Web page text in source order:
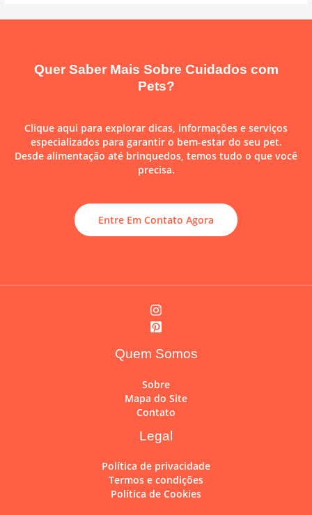
Quer Saber Mais Sobre Cuidados com
Pets?
Clique aqui para explorar dicas, informações e serviços
especializados para garantir o bem-estar do seu pet.
Desde alimentação até brinquedos, temos tudo o que você
precisa.
Entre Em Contato Agora
Quem Somos
Sobre
Mapa do Site
Contato
Legal
Política de privacidade
Termos e condições
Política de Cookies